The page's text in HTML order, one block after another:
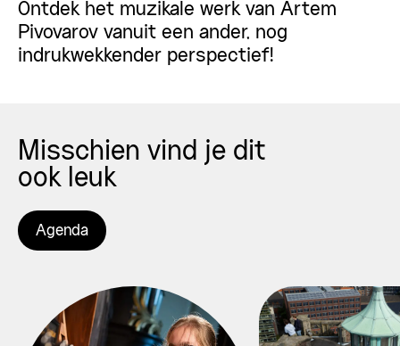
Ontdek het muzikale werk van Artem
Pivovarov vanuit een ander, nog
indrukwekkender perspectief!
Misschien vind je dit
ook leuk
Agenda